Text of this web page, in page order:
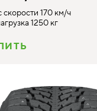
170 км/ч
1250 кг